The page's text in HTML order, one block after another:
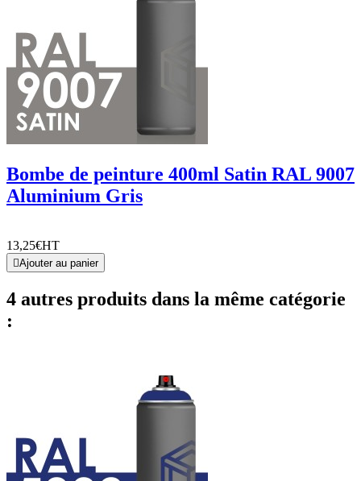
Bombe de peinture 400ml Satin RAL 9007
Aluminium Gris
13,25€HT
Ajouter au panier
4 autres produits dans la même catégorie
: